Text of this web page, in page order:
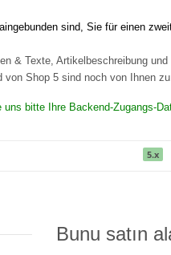
sind, Sie für einen
& Texte, Artikelbeschreibung
Shop 5 sind noch von Ihnen
bitte Ihre Backend-Zugangs-
5.x
Bunu satın